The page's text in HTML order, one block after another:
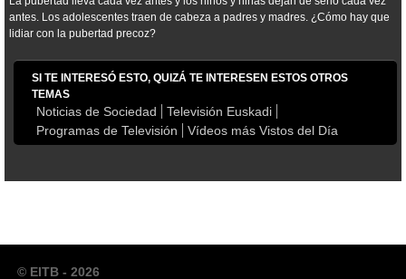
antes. Los adolescentes traen de cabeza a padres y madres. ¿Cómo hay que
lidiar con la pubertad precoz?
SI TE INTERESÓ ESTO, QUIZÁ TE INTERESEN ESTOS OTROS
TEMAS
Noticias de Sociedad
Televisión Euskadi
Programas de Televisión
Vídeos más Vistos del Día
© EITB - 2026